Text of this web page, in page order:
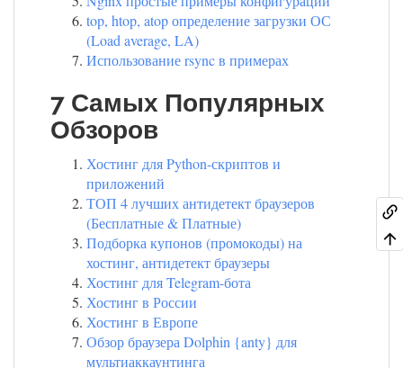
top, htop, atop определение загрузки ОС
(Load average, LA)
Использование rsync в примерах
7 Самых Популярных
Обзоров
Хостинг для Python-скриптов и
приложений
ТОП 4 лучших антидетект браузеров
(Бесплатные & Платные)
Подборка купонов (промокоды) на
хостинг, антидетект браузеры
Хостинг для Telegram-бота
Хостинг в России
Хостинг в Европе
Обзор браузера Dolphin {anty} для
мультиаккаунтинга